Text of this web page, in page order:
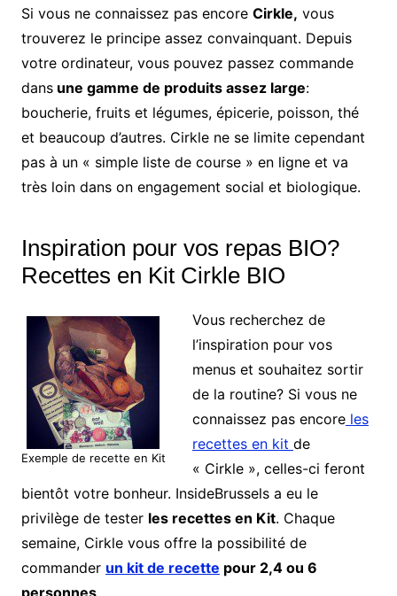
Si vous ne connaissez pas encore Cirkle, vous
trouverez le principe assez convainquant. Depuis
votre ordinateur, vous pouvez passez commande
dansune gamme de produits assez large:
boucherie, fruits et légumes, épicerie, poisson, thé
et beaucoup d’autres. Cirkle ne se limite cependant
pas à un « simple liste de course » en ligne et va
très loin dans on engagement social et biologique.
Inspiration pour vos repas BIO?
Recettes en Kit Cirkle BIO
Exemple de recette en Kit
Vous recherchez de
l’inspiration pour vos
menus et souhaitez sortir
de la routine? Si vous ne
connaissez pas encoreles
recettes en kit de
« Cirkle », celles-ci feront
bientôt votre bonheur. InsideBrussels a eu le
privilège de tester les recettes en Kit. Chaque
semaine, Cirkle vous offre la possibilité de
commander un kit de recette pour 2,4 ou 6